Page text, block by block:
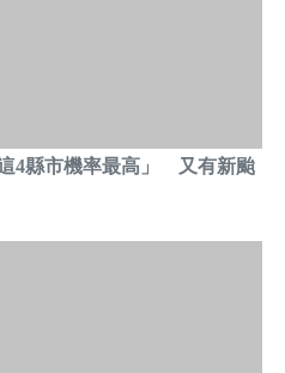
4縣市機率最高」 又有新颱